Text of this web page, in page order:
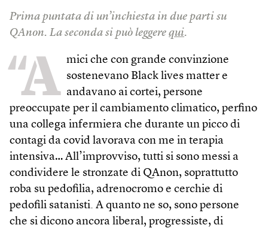
Prima puntata di un’inchiesta in due parti su
QAnon. La seconda si può leggere qui.
“A mici che con grande convinzione
sostenevano Black lives matter e
andavano ai cortei, persone
preoccupate per il cambiamento climatico, perfino
una collega infermiera che durante un picco di
contagi da covid lavorava con me in terapia
intensiva… All’improvviso, tutti si sono messi a
condividere le stronzate di QAnon, soprattutto
roba su pedofilia, adrenocromo e cerchie di
pedofili satanisti. A quanto ne so, sono persone
che si dicono ancora liberal, progressiste, di